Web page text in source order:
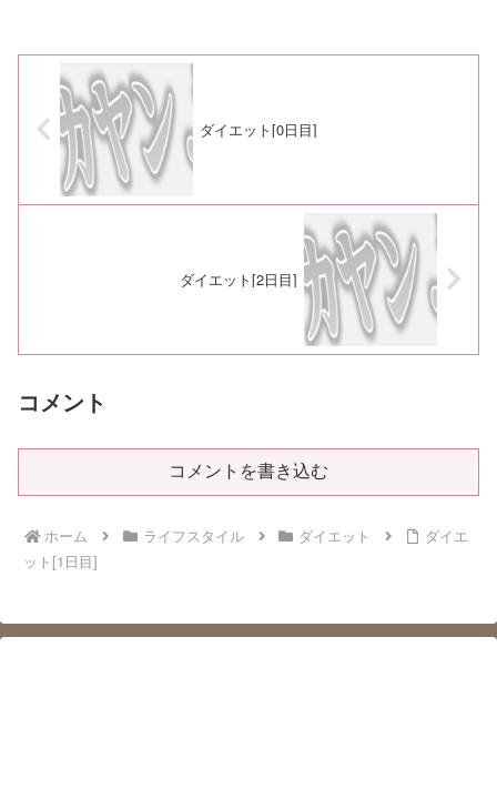
ダイエット[0日目]
ダイエット[2日目]
コメント
コメントを書き込む
ホーム ライフスタイル ダイエット
ダイエ
ット[1日目]